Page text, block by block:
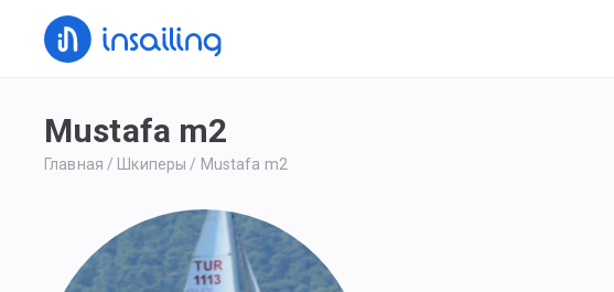
Mustafa m2
Главная / Шкиперы / Mustafa m2